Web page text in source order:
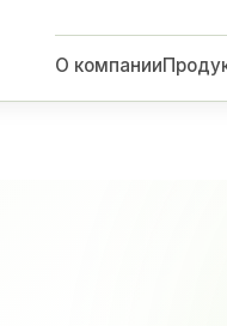
О компании